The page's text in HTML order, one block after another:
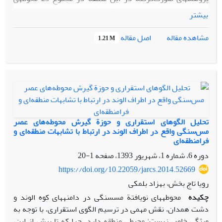
دوران مس­وسنگی مورد مطالعه قرار گرفت. وجود دوره­های مس­
وسنگی قدیم تا جدید در بین محوطه­ها حاکی از استمرار فرهنگی
این دشت و پاسخی به مهاجرت­های صورت‌گرفته از سمت دشت­های
غربی­تر و ظرفیت طبیعی این منطقه برای جای‌گیری سکونتگاه­های
گاماسیاب در منطقه­ی زاگرس مرکزی با ویژگی­های طبیعی خاص و
کوه­های بلند، دشت­های مسطح و دره‌های متعدد، از دیرباز
موردتوجه و سکونت جوامع باستانی بوده ‌است. این مقاله با معرفی
و تحلیل داده­های باستان­شناختی دشت هرسین در دوران مس­
وسنگی به تحلیل تحولات فرهنگی این دشت در طول دوهزار و
پانصد سال می‌پردازد.
بیشتر
مشاهده مقاله
اصل مقاله 1.21 M
تحلیل الگوهای استقراری و حوزة گیرش محوطه‌‌های عصر
مس‌سنگی واقع در اطراف الوند در ارتباط با تشابهات منطقه‌ای و
فرامنطقه‌ای
دوره 6، شماره 1، شهریور 1393، صفحه
1-20
https://doi.org/10.22059/jarcs.2014.52669
رویا تاج بخش، بهزاد بلمکی
چکیده محوطه­های نویافتة مس­سنگی در دامنه­های کوه الوند و
دشت همدان، نقش مهمی در ترسیم الگوی استقراری، با توجه به